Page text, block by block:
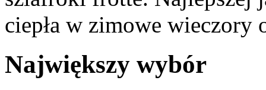
ciepła w zimowe
Największy wybór